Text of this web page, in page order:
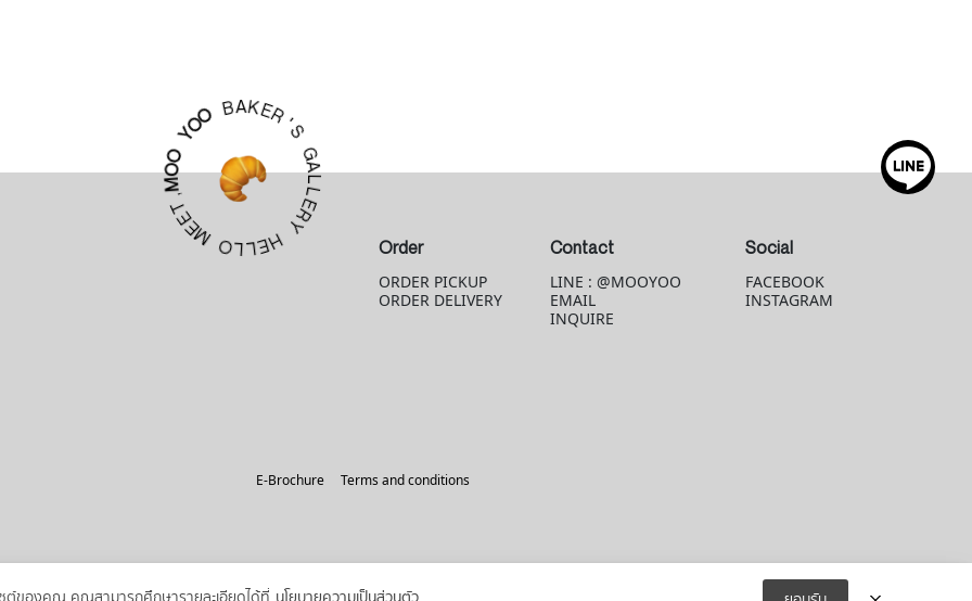
M
O
O
YO
O
BAKER'S
G
A
L
L
E
R
Y
H
E
L
L
O
M
E
E
T
,
Order
ORDER PICKUP
ORDER DELIVERY
Contact
LINE : @MOOYOO
EMAIL
INQUIRE
Social
FACEBOOK
INSTAGRAM
E-Brochure Terms and conditions